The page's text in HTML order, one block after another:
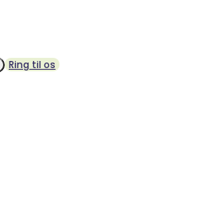
Ring til os